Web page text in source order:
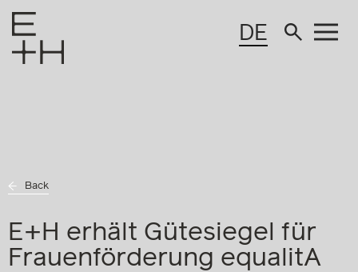
DE
Back
E+H erhält Gütesiegel für
Frauenförderung equalitA